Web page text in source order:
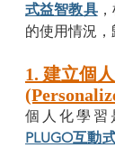
式益智教具，
的使用情況，
1. 建立個
個人化學習
PLUGO互動